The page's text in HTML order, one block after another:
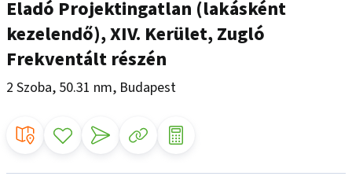
Eladó Projektingatlan (lakásként
kezelendő), XIV. Kerület, Zugló
Frekventált részén
2 Szoba, 50.31 nm, Budapest